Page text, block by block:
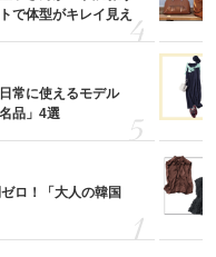
で体型がキレイ見え
常に使えるモデル
品」4選
ロ！「大人の韓国